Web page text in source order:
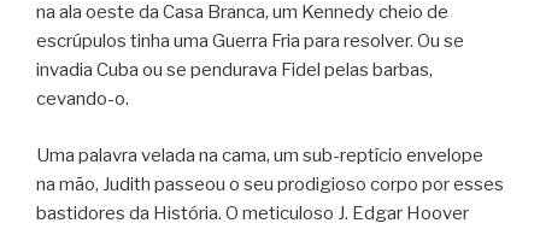
na ala oeste da Casa Branca, um Kennedy cheio de
escrúpulos tinha uma Guerra Fria para resolver. Ou se
invadia Cuba ou se pendurava Fidel pelas barbas,
cevando-o.
Uma palavra velada na cama, um sub-reptício envelope
na mão, Judith passeou o seu prodigioso corpo por esses
bastidores da História. O meticuloso J. Edgar Hoover